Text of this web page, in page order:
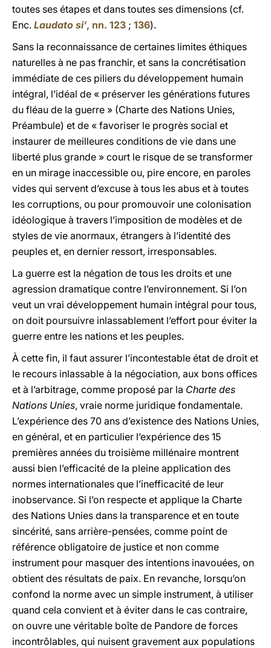
toutes ses étapes et dans toutes ses dimensions (cf.
Enc. Laudato si’, nn. 123 ; 136).
Sans la reconnaissance de certaines limites éthiques
naturelles à ne pas franchir, et sans la concrétisation
immédiate de ces piliers du développement humain
intégral, l’idéal de « préserver les générations futures
du fléau de la guerre » (Charte des Nations Unies,
Préambule) et de « favoriser le progrès social et
instaurer de meilleures conditions de vie dans une
liberté plus grande » court le risque de se transformer
en un mirage inaccessible ou, pire encore, en paroles
vides qui servent d’excuse à tous les abus et à toutes
les corruptions, ou pour promouvoir une colonisation
idéologique à travers l’imposition de modèles et de
styles de vie anormaux, étrangers à l’identité des
peuples et, en dernier ressort, irresponsables.
La guerre est la négation de tous les droits et une
agression dramatique contre l’environnement. Si l’on
veut un vrai développement humain intégral pour tous,
on doit poursuivre inlassablement l’effort pour éviter la
guerre entre les nations et les peuples.
À cette fin, il faut assurer l’incontestable état de droit et
le recours inlassable à la négociation, aux bons offices
et à l’arbitrage, comme proposé par la Charte des
Nations Unies, vraie norme juridique fondamentale.
L’expérience des 70 ans d’existence des Nations Unies,
en général, et en particulier l’expérience des 15
premières années du troisième millénaire montrent
aussi bien l’efficacité de la pleine application des
normes internationales que l’inefficacité de leur
inobservance. Si l’on respecte et applique la Charte
des Nations Unies dans la transparence et en toute
sincérité, sans arrière-pensées, comme point de
référence obligatoire de justice et non comme
instrument pour masquer des intentions inavouées, on
obtient des résultats de paix. En revanche, lorsqu’on
confond la norme avec un simple instrument, à utiliser
quand cela convient et à éviter dans le cas contraire,
on ouvre une véritable boîte de Pandore de forces
incontrôlables, qui nuisent gravement aux populations